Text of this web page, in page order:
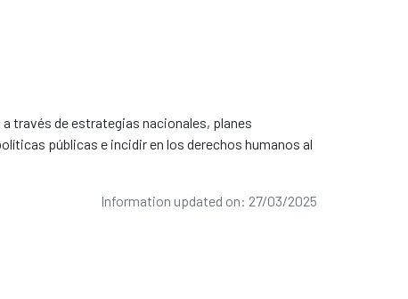
través de estrategias nacionales, planes
públicas e incidir en los derechos humanos al
Information updated on: 27/03/2025